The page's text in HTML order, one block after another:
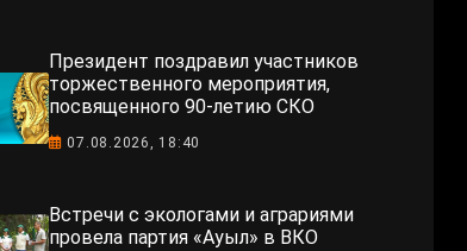
Президент поздравил участников
торжественного мероприятия,
посвященного 90-летию СКО
07.08.2026, 18:40
Встречи с экологами и аграриями
провела партия «Ауыл» в ВКО